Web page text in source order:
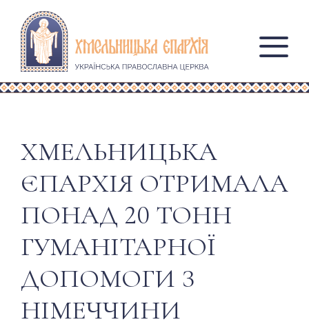
ХМЕЛЬНИЦЬКА
ЄПАРХІЯ ОТРИМАЛА
ПОНАД 20 ТОНН
ГУМАНІТАРНОЇ
ДОПОМОГИ З
НІМЕЧЧИНИ